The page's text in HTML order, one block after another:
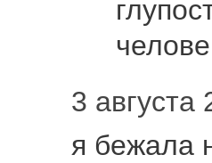
3 августа
я бежала